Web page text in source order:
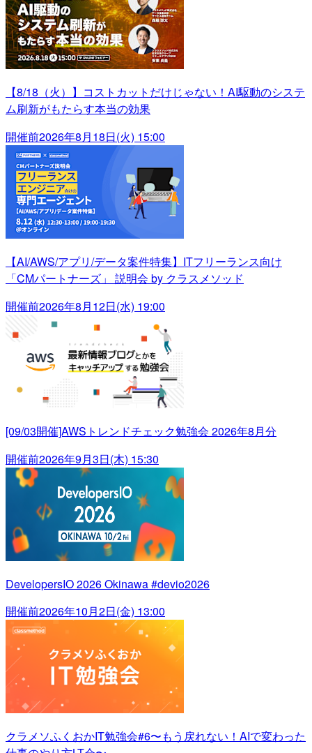
【8/18（火）】コストカットだけじゃない！AI駆動のシステ
ム刷新がもたらす本当の効果
開催前2026年8月18日(火) 15:00
【AI/AWS/アプリ/データ案件特集】ITフリーランス向け
「CMパートナーズ」 説明会 by クラスメソッド
開催前2026年8月12日(水) 19:00
[09/03開催]AWSトレンドチェック勉強会 2026年8月分
開催前2026年9月3日(木) 15:30
DevelopersIO 2026 Okinawa #devio2026
開催前2026年10月2日(金) 13:00
クラメソふくおかIT勉強会#6〜もう戻れない！AIで変わった